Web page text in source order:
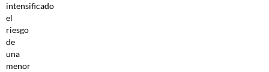
intensificado
el
riesgo
de
una
menor